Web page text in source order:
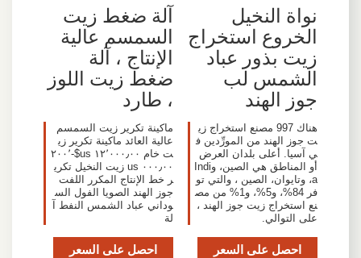
نواة النخيل
الخروع استخراج
زيت بذور عباد
الشمس لب
جوز الهند
هناك 997 مصنع استخراج زي
ت جوز الهند من المورِّدين ف
ي آسيا. أعلى بلدان العرض
أو المناطق هي الصين، وIndi
a، وتايوان، الصين ، والتي تو
فر 84%، و5%، و1% من مص
نع استخراج زيت جوز الهند ،
على التوالي.
احصل على السعر
آلة ضغط زيت
السمسم عالية
الإنتاج ، آلة
ضغط زيت اللوز
، طارد
ماكينة تكرير زيت السمسم
عالية العائد ماكينة تكرير زي
ت خام ١٢٬٠٠٠٫٠٠ us$-٢٠٠٬
٠٠٠٫٠٠ us زيت النخيل تكري
ر خط الإنتاج المكرر اللفت
جوز الهند الصويا الفول الس
وداني عباد الشمس النفط آ
لة
احصل على السعر